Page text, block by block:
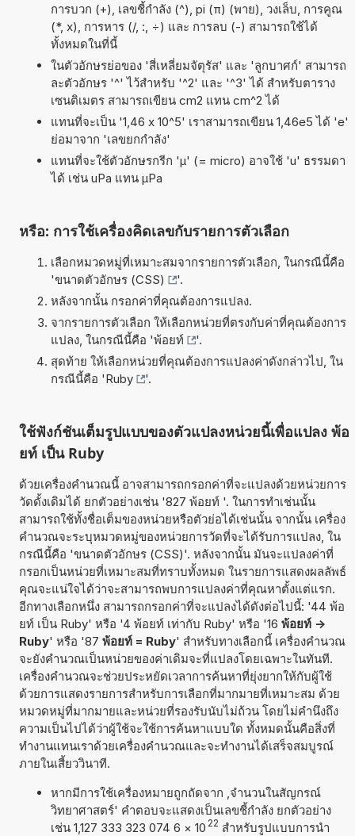
การบวก (+), เลขชี้กำลัง (^), pi (π) (พาย), วงเล็บ, การคูณ
(*, x), การหาร (/, :, ÷) และ การลบ (-) สามารถใช้ได้
ทั้งหมดในที่นี้
ในตัวอักษรย่อของ 'สี่เหลี่ยมจัตุรัส' และ 'ลูกบาศก์' สามารถ
ละตัวอักษร '^' ไว้สำหรับ '^2' และ '^3' ได้ สำหรับตาราง
เซนติเมตร สามารถเขียน cm2 แทน cm^2 ได้
แทนที่จะเป็น '1,46 x 10^5' เราสามารถเขียน 1,46e5 ได้ 'e'
ย่อมาจาก 'เลขยกกำลัง'
แทนที่จะใช้ตัวอักษรกรีก 'µ' (= micro) อาจใช้ 'u' ธรรมดา
ได้ เช่น uPa แทน µPa
หรือ: การใช้เครื่องคิดเลขกับรายการตัวเลือก
เลือกหมวดหมู่ที่เหมาะสมจากรายการตัวเลือก, ในกรณีนี้คือ
'ขนาดตัวอักษร (CSS)
'.
หลังจากนั้น กรอกค่าที่คุณต้องการแปลง.
จากรายการตัวเลือก ให้เลือกหน่วยที่ตรงกับค่าที่คุณต้องการ
แปลง, ในกรณีนี้คือ 'พ้อยท์
'.
สุดท้าย ให้เลือกหน่วยที่คุณต้องการแปลงค่าดังกล่าวไป, ใน
กรณีนี้คือ 'Ruby '.
ใช้ฟังก์ชันเต็มรูปแบบของตัวแปลงหน่วยนี้เพื่อแปลง พ้อ
ยท์ เป็น Ruby
ด้วยเครื่องคำนวณนี้ อาจสามารถกรอกค่าที่จะแปลงด้วยหน่วยการ
วัดดั้งเดิมได้ ยกตัวอย่างเช่น '827 พ้อยท์ '. ในการทำเช่นนั้น
สามารถใช้ทั้งชื่อเต็มของหน่วยหรือตัวย่อได้เช่นนั้น จากนั้น เครื่อง
คำนวณจะระบุหมวดหมู่ของหน่วยการวัดที่จะได้รับการแปลง, ใน
กรณีนี้คือ 'ขนาดตัวอักษร (CSS)'. หลังจากนั้น มันจะแปลงค่าที่
กรอกเป็นหน่วยที่เหมาะสมที่ทราบทั้งหมด ในรายการแสดงผลลัพธ์
คุณจะแน่ใจได้ว่าจะสามารถพบการแปลงค่าที่คุณหาตั้งแต่แรก.
อีกทางเลือกหนึ่ง สามารถกรอกค่าที่จะแปลงได้ดังต่อไปนี้: '44 พ้อ
ยท์ เป็น Ruby' หรือ '4 พ้อยท์ เท่ากับ Ruby' หรือ '16 พ้อยท์ ->
Ruby' หรือ '87 พ้อยท์ = Ruby' สำหรับทางเลือกนี้ เครื่องคำนวณ
จะยังคำนวณเป็นหน่วยของค่าเดิมจะที่แปลงโดยเฉพาะในทันที.
เครื่องคำนวณจะช่วยประหยัดเวลาการค้นหาที่ยุ่งยากให้กับผู้ใช้
ด้วยการแสดงรายการสำหรับการเลือกที่มากมายที่เหมาะสม ด้วย
หมวดหมู่ที่มากมายและหน่วยที่รองรับนับไม่ถ้วน โดยไม่คำนึงถึง
ความเป็นไปได้ว่าผู้ใช้จะใช้การค้นหาแบบใด ทั้งหมดนั้นคือสิ่งที่
ทำงานแทนเราด้วยเครื่องคำนวณและจะทำงานได้เสร็จสมบูรณ์
ภายในเสี้ยววินาที.
หากมีการใช้เครื่องหมายถูกถัดจาก ,จำนวนในสัญกรณ์
วิทยาศาสตร์' คำตอบจะแสดงเป็นเลขชี้กำลัง ยกตัวอย่าง
เช่น 1,127 333 323 074 6 × 10 22 สำหรับรูปแบบการนำ